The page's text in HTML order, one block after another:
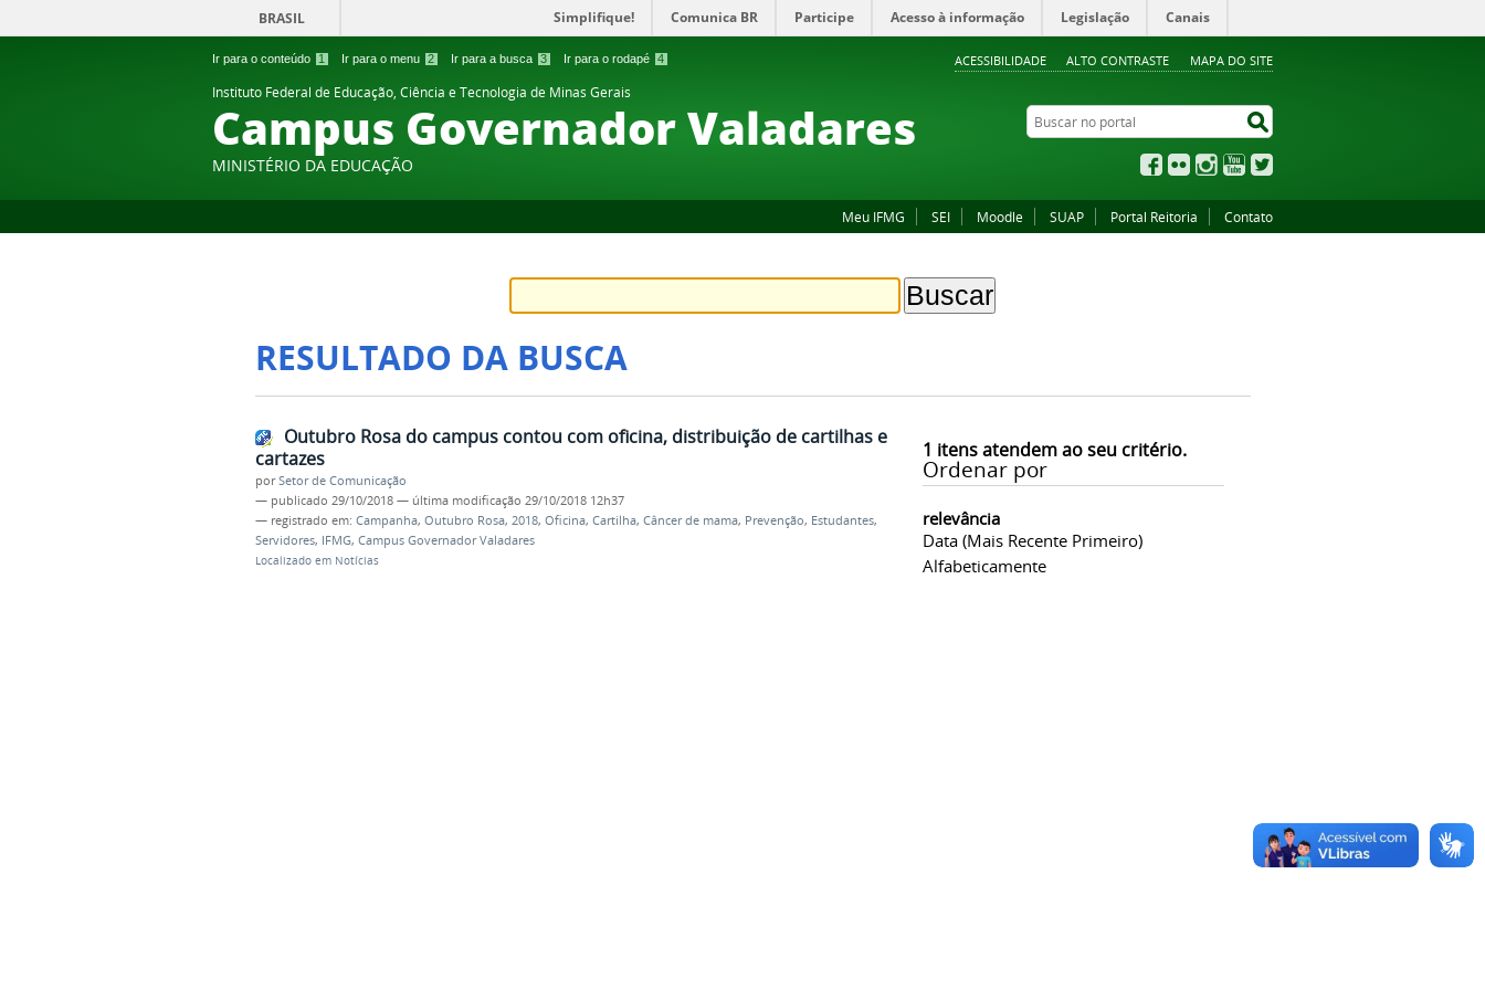
Ir para o conteúdo 1 Ir para o menu 2 Ir para a busca 3 Ir para o rodapé 4 ACESSIBILIDADE ALTO CONTRASTE MAPA DO SITE
BRASIL Simplifique! Comunica BR Participe Acesso à informação Legislação Canais
Instituto Federal de Educação, Ciência e Tecnologia de Minas Gerais
Campus Governador Valadares
MINISTÉRIO DA EDUCAÇÃO
Buscar no portal
Facebook
Flickr InstagramYouTube
Meu IFMG SEI Moodle SUAP Portal Reitoria Contato
RESULTADO DA BUSCA
1 itens atendem ao seu critério.
Ordenar por
relevância
Data (mais Recente Primeiro)
Alfabeticamente
Outubro Rosa do campus contou com oficina, distribuição de cartilhas e
cartazes
porSetor de Comunicação
— publicado 29/10/2018 — última modificação 29/10/2018 12h37
— registrado em: Campanha, Outubro Rosa, 2018, Oficina, Cartilha, Câncer de mama, Prevenção, Estudantes,
Servidores, IFMG, Campus Governador Valadares
Localizado em Notícias